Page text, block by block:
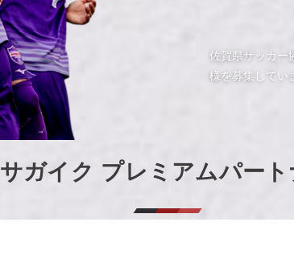
佐賀県サッカー
様を募集してい
サガイク プレミアムパート